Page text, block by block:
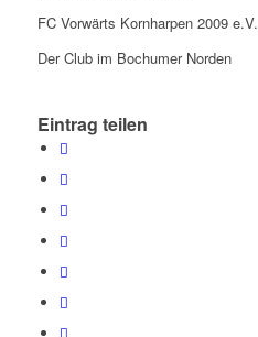
FC Vorwärts Kornharpen 2009 e.V.
Der Club im Bochumer Norden
Eintrag teilen